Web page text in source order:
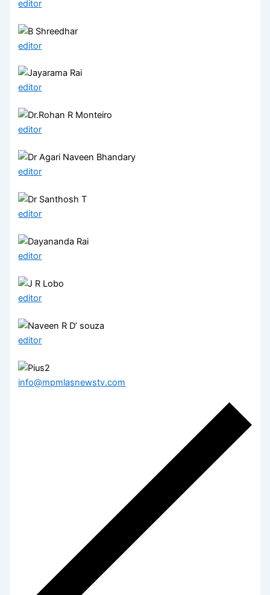
editor
editor
editor
editor
editor
editor
editor
editor
editor
info@mpmlasnewstv.com